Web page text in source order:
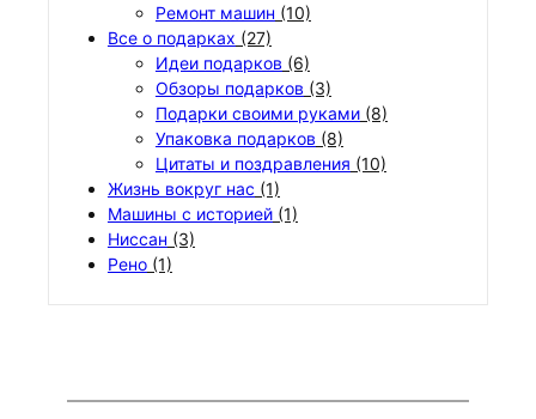
Ремонт машин (10)
Все о подарках (27)
Идеи подарков (6)
Обзоры подарков (3)
Подарки своими руками(8)
Упаковка подарков (8)
Цитаты и поздравления (10)
Жизнь вокруг нас (1)
Машины с историей(1)
Ниссан (3)
Рено(1)